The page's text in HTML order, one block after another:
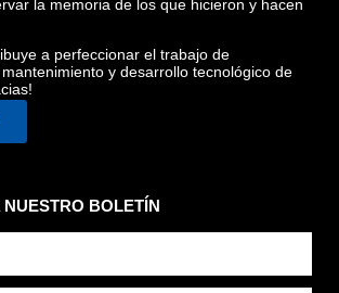
la memoria de los que hicieron y hacen
a perfeccionar el trabajo de
y desarrollo tecnológico de
BOLETÍN